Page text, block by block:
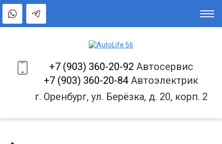
+7 (903) 360-20-92 Автосервис
+7 (903) 360-20-84 Автоэлектрик
г. Оренбург, ул. Берёзка, д. 20, корп. 2